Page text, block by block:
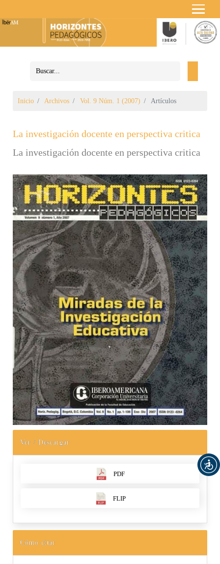
Inicio Archivos Vol. 9 Núm. 1 (2007) Artículos
La investigación docente en perspectiva critica
La investigación docente en perspectiva critica
Barra lateral del artículo
Ver / Descargar
PDF
FLIP
Cómo citar